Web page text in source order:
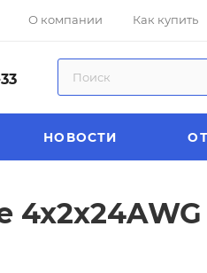
О компании Как купить
НОВОСТИ